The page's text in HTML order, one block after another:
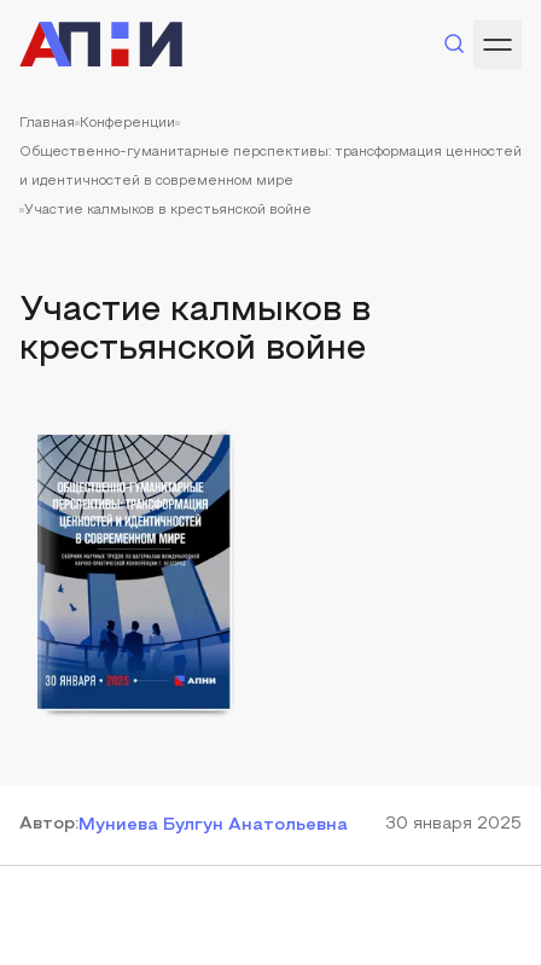
Главная Конференции
Общественно-гуманитарные перспективы: трансформация ценностей
и идентичностей в современном мире
Участие калмыков в крестьянской войне
Участие калмыков в
крестьянской войне
Автор:Муниева Булгун Анатольевна 30 января 2025